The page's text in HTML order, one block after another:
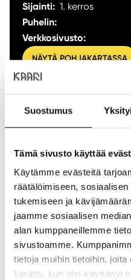
Suostumus
Tämä sivusto käyttää
Käytämme evästeitä
räätälöimiseen,
tukemiseen ja
jaamme sosiaalisen
alan kumppaneillemme
sivustoamme.
tietoja muihin tietoihin,
kerätty, kun olet käyttänyt
Sijainti: 1. kerros
Puhelin:
Verkkosivusto:
NÄYTÄ POHJAKARTASSA
ANNA PALAUTETTA
Aukioloajat
Ma: 08:00-19:00
Ti: 08:00-19:00
Ke: 08:00 - 19:00
To: 08:00-19:00
Pe: 08:00-19:00
La: 09:00- 18:00
Su:
10:00 18:00